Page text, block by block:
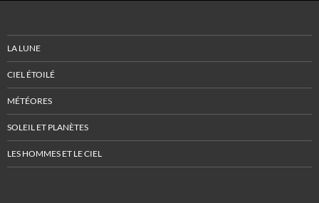
LA LUNE
CIEL ÉTOILÉ
MÉTÉORES
SOLEIL ET PLANÈTES
LES HOMMES ET LE CIEL